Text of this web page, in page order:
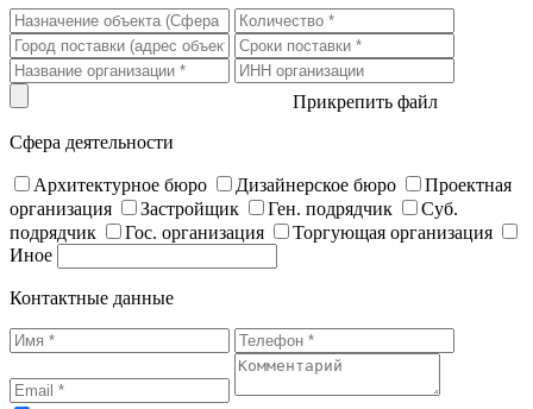
Прикрепить файл
Сфера деятельности
Архитектурное бюро Дизайнерское бюро
Проектная
организация
Застройщик Ген. подрядчик
Суб.
подрядчик
Гос. организация
Торгующая организация
Иное
Контактные данные